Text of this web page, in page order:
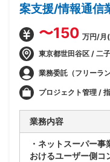
→調査自体は、あま
スクトップ調査がメ
・基幹システムを含
担当がおり、双方で
成していく
・CRM構想として
能、EC機能、
CRMなど
案支援/情報通信
〜150 万円/月
東京都世田谷区 / 二
業務委託（フリーラン
プロジェクト管理 /
業務内容
・ネットスーパー
おけるユーザー側コ